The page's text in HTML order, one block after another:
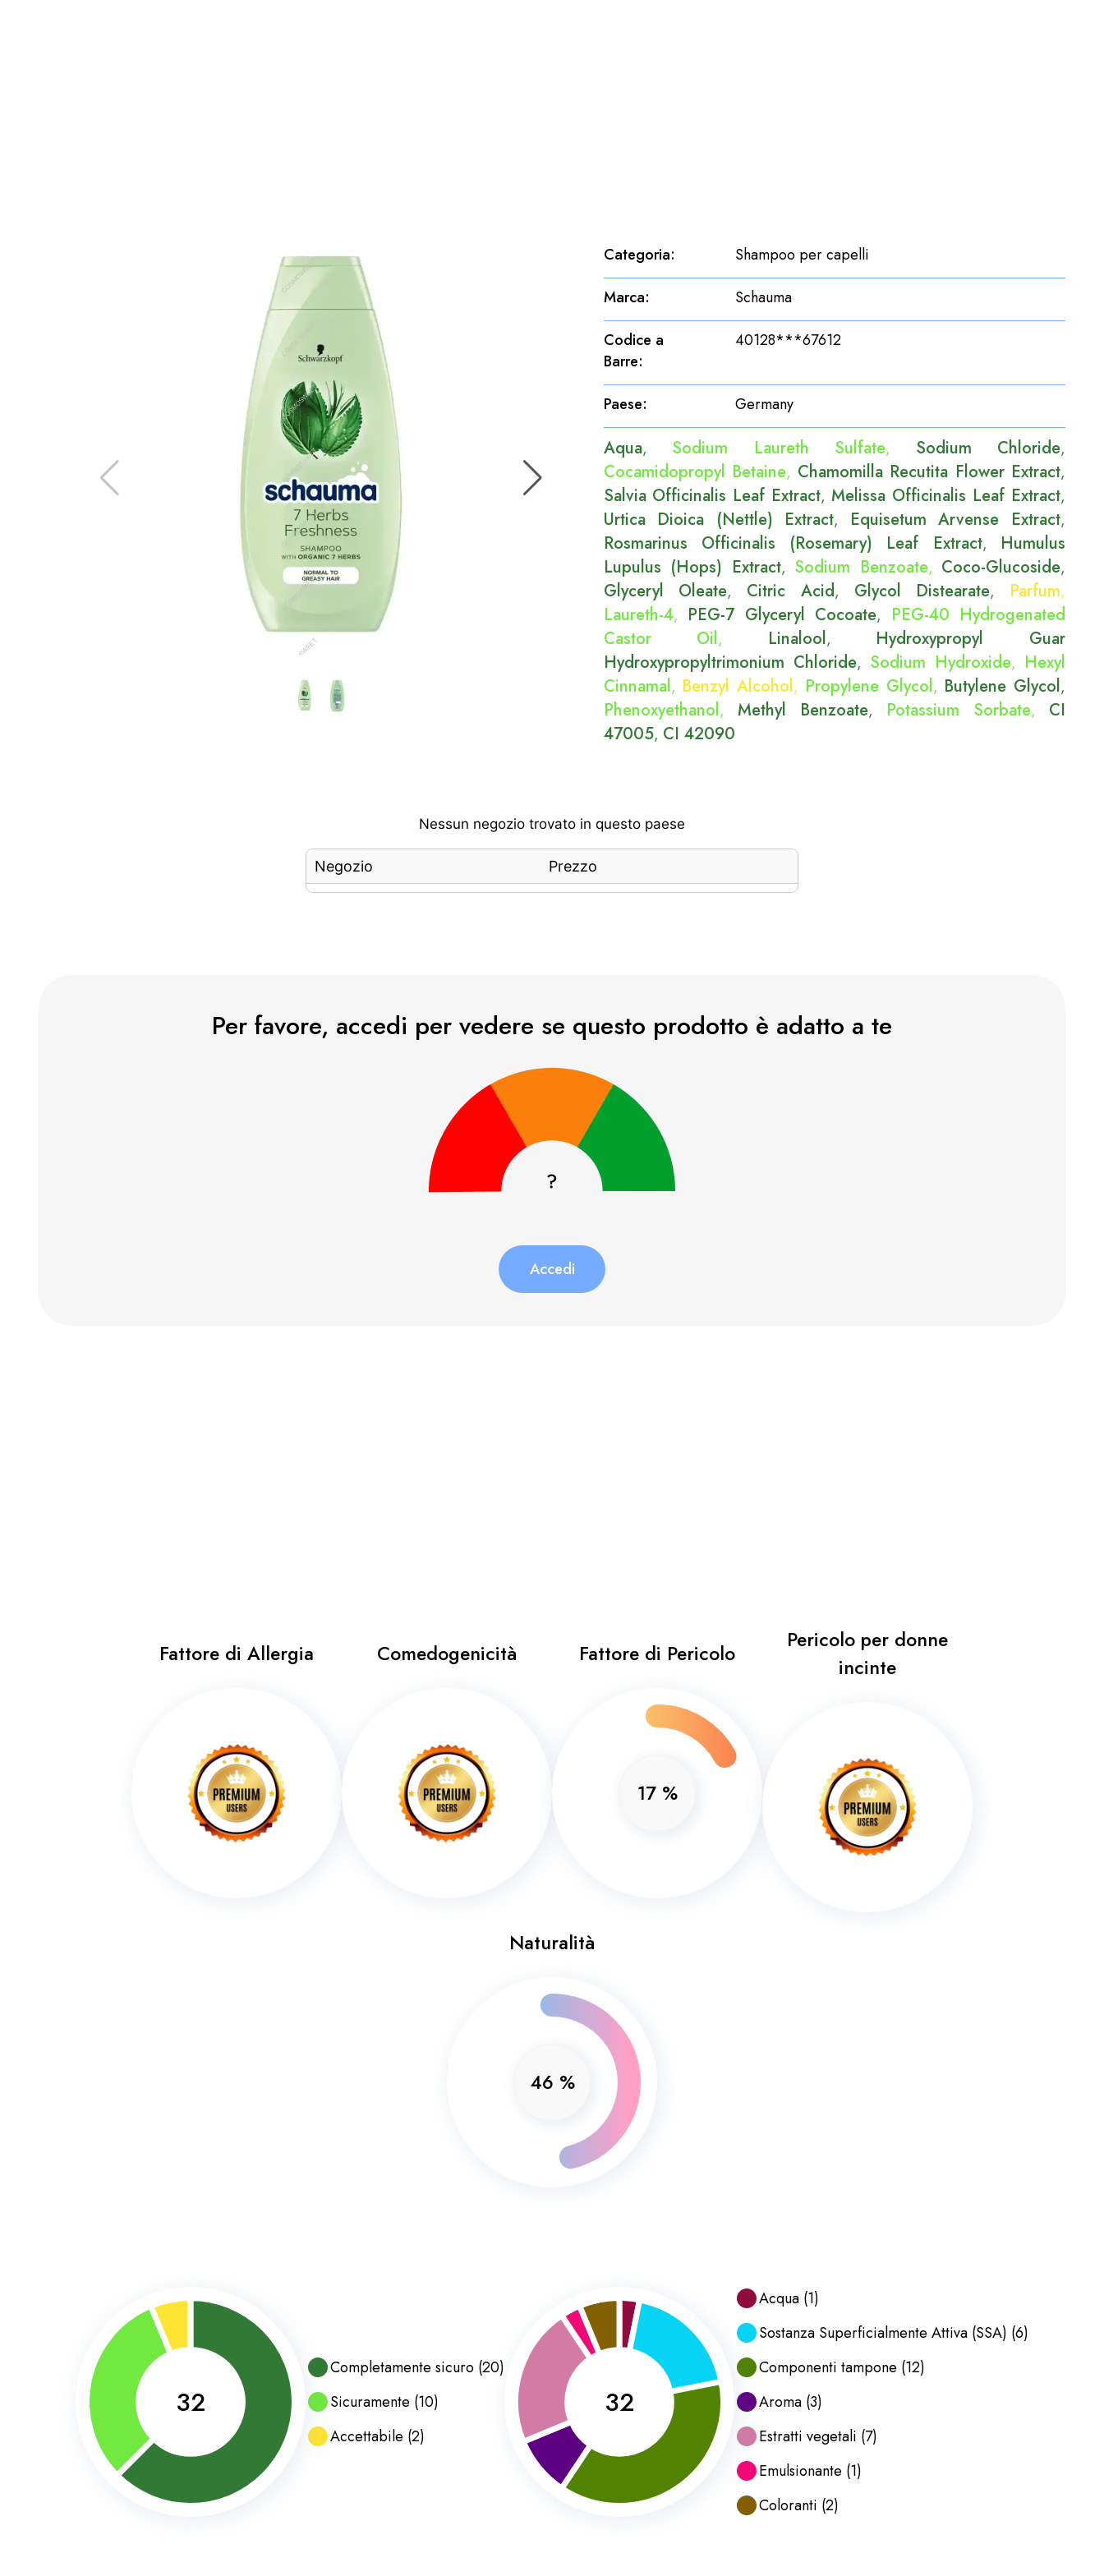
Categoria:
Shampoo per capelli
Marca:
Schauma
Codice a
Barre:
40128***67612
Paese: Germany
Aqua, Sodium Laureth Sulfate, Sodium Chloride,
Cocamidopropyl Betaine, Chamomilla Recutita Flower Extract,
Salvia Officinalis Leaf Extract,Melissa Officinalis Leaf Extract,
Urtica Dioica (Nettle) Extract, Equisetum Arvense Extract,
Rosmarinus Officinalis (Rosemary) Leaf Extract, Humulus
Lupulus (Hops) Extract, Sodium Benzoate, Coco-Glucoside,
Glyceryl Oleate, Citric Acid, Glycol Distearate, Parfum,
Laureth-4, PEG-7 Glyceryl Cocoate, PEG-40 Hydrogenated
Castor Oil, Linalool, Hydroxypropyl Guar
Hydroxypropyltrimonium Chloride, Sodium Hydroxide, Hexyl
Cinnamal, Benzyl Alcohol, Propylene Glycol, Butylene Glycol,
Phenoxyethanol, Methyl Benzoate, Potassium Sorbate, CI
47005, CI 42090
Nessun negozio trovato in questo paese
Negozio Prezzo
Per favore, accedi per vedere se questo prodotto è adatto a te
Accedi
Fattore di Allergia Comedogenicità Fattore di Pericolo
17%
Pericolo per donne
incinte
Naturalità
46 %
32
Completamente sicuro (20)
Sicuramente (10)
Accettabile (2)
32
Acqua (1)
Sostanza Superficialmente Attiva (SSA) (6)
Componenti tampone (12)
Aroma (3)
Estratti vegetali (7)
Emulsionante (1)
Coloranti (2)